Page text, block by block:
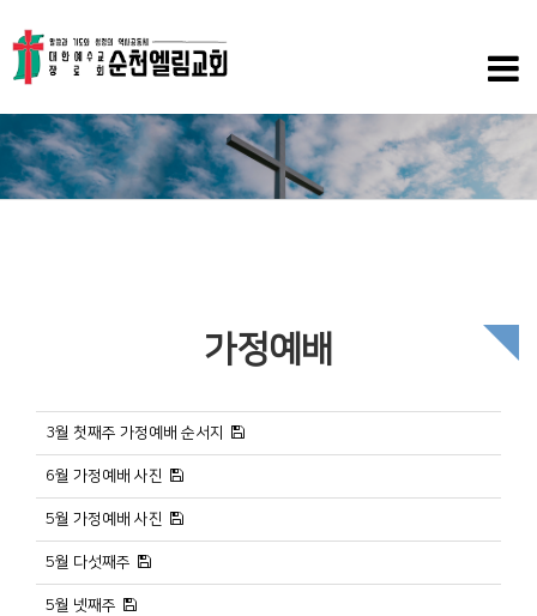
가정예배
3월 첫째주 가정예배 순서지
6월 가정예배 사진
5월 가정예배 사진
5월 다섯째주
5월 넷째주